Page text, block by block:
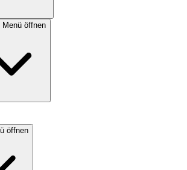
Menü öffnen
öffnen